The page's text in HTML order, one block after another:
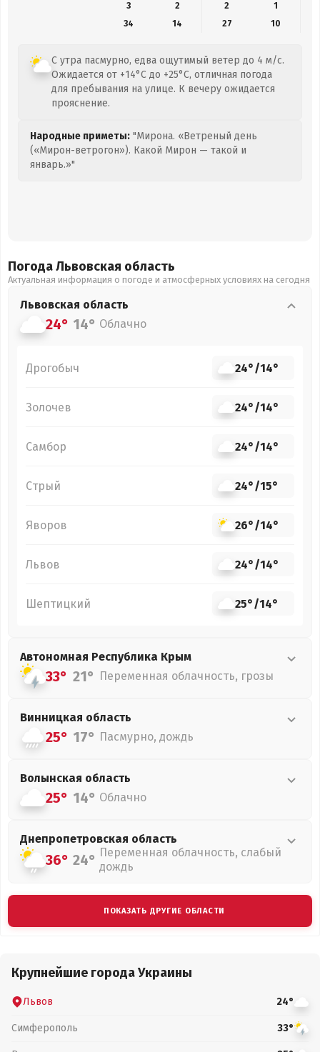
3
2 2
1
34
14 27 10
С утра пасмурно, едва ощутимый ветер до 4 м/с.
Ожидается от +14°C до +25°C, отличная погода
для пребывания на улице. К вечеру ожидается
прояснение.
Народные приметы: "Мирона. «Ветреный день
(«Мирон-ветрогон»). Какой Мирон — такой и
январь.»"
Погода Львовская область
Актуальная информация о погоде и атмосферных условиях на сегодня
Львовская область
24° 14° Облачно
Дрогобыч 24°/14°
Золочев 24°/14°
Самбор 24°/14°
Стрый 24°/15°
Яворов 26°/14°
Львов 24°/14°
Шептицкий 25°/14°
Автономная Республика Крым
33° 21° Переменная облачность, грозы
Винницкая область
25° 17° Пасмурно, дождь
Волынская область
25° 14° Облачно
Днепропетровская область
36° 24° Переменная облачность, слабый
дождь
ПОКАЗАТЬ ДРУГИЕ ОБЛАСТИ
Крупнейшие города Украины
Львов 24°
Симферополь 33°